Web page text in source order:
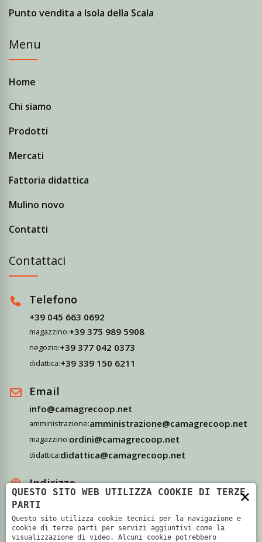
Punto vendita a Isola della Scala
Menu
Home
Chi siamo
Prodotti
Mercati
Fattoria didattica
Mulino novo
Contatti
Contattaci
Telefono
+39 045 663 0692
magazzino:+39 375 989 5908
negozio:+39 377 042 0373
didattica:+39 339 150 6211
Email
info@camagrecoop.net
amministrazione:amministrazione@camagrecoop.net
magazzino:ordini@camagrecoop.net
didattica:didattica@camagrecoop.net
Indirizzo
Via Camagre, 69 - 37063 Isola Della Scala, Verona×
QUESTO SITO WEB UTILIZZA COOKIE DI TERZE
PARTI
Questo sito utilizza cookie tecnici per la navigazione e
cookie di terze parti per servizi aggiuntivi come la
visualizzazione di video. Alcuni cookie potrebbero